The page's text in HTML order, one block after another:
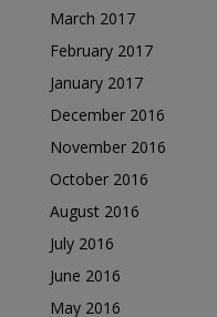
March 2017
February 2017
January 2017
December 2016
November 2016
October 2016
August 2016
July 2016
June 2016
May 2016